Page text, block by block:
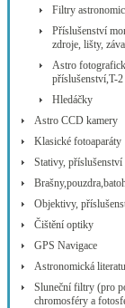
Filtry
Příslušenství
zdroje, lišty,
Astro
příslušenství,T-
Hledáčky
Astro CCD kamery
Klasické fotoaparáty
Stativy, příslušenství
Objektivy,
Čištění optiky
GPS Navigace
Astronomická
Sluneční filtry (pro
chromosféry a